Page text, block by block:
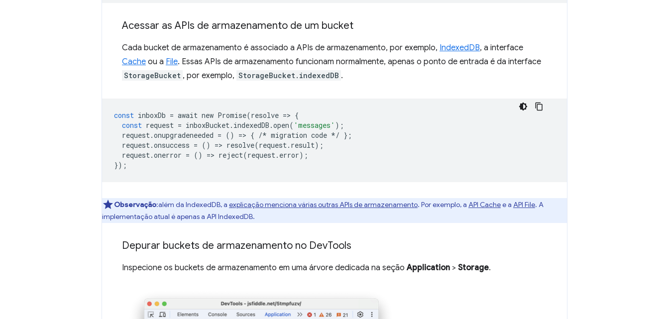
Acessar as APIs de armazenamento de um bucket
Cada bucket de armazenamento é associado a APIs de armazenamento, por exemplo, IndexedDB, a interface
Cache ou a File. Essas APIs de armazenamento funcionam normalmente, apenas o ponto de entrada é da interface
StorageBucket , por exemplo, StorageBucket.indexedDB .
const inboxDb = await new Promise(resolve => {
const request = inboxBucket. indexedDB .open( 'messages' );
request.onupgradeneeded = () => { /* migration code */ };
request.onsuccess = () => resolve(request. result);
request.onerror = () => reject(request. error);
});
Observação:além da IndexedDB, a explicação menciona várias outras APIs de armazenamento. Por exemplo, a API Cachee a API File. A
implementação atual é apenas a API IndexedDB.
Depurar buckets de armazenamento no DevTools
Inspecione os buckets de armazenamento em uma árvore dedicada na seçãoApplication > Storage.